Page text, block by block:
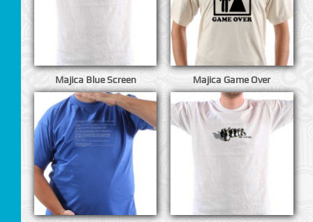
Majica Blue Screen Majica Game Over